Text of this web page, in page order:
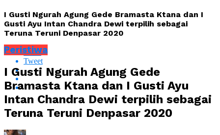
I Gusti Ngurah Agung Gede Bramasta Ktana dan I
Gusti Ayu Intan Chandra Dewi terpilih sebagai
Teruna Teruni Denpasar 2020
Share
Tweet
Peristiwa
I Gusti Ngurah Agung Gede
Bramasta Ktana dan I Gusti Ayu
Intan Chandra Dewi terpilih sebagai
Teruna Teruni Denpasar 2020